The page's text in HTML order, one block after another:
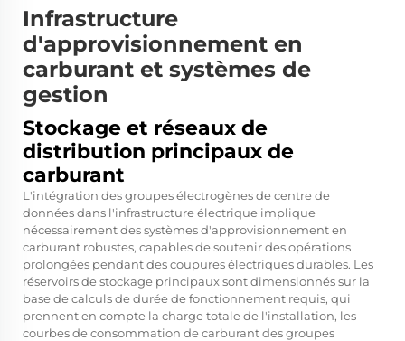
Infrastructure
d'approvisionnement en
carburant et systèmes de
gestion
Stockage et réseaux de
distribution principaux de
carburant
L'intégration des groupes électrogènes de centre de
données dans l'infrastructure électrique implique
nécessairement des systèmes d'approvisionnement en
carburant robustes, capables de soutenir des opérations
prolongées pendant des coupures électriques durables. Les
réservoirs de stockage principaux sont dimensionnés sur la
base de calculs de durée de fonctionnement requis, qui
prennent en compte la charge totale de l'installation, les
courbes de consommation de carburant des groupes